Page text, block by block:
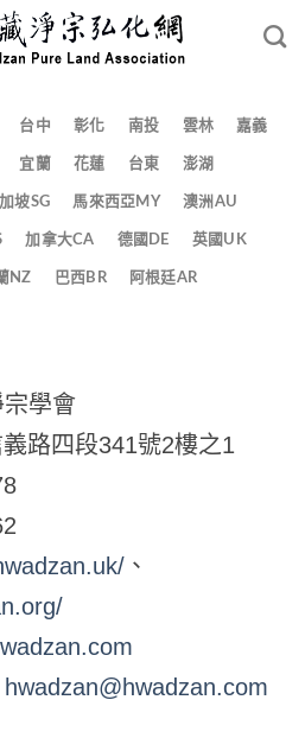
台中 彰化 南投 雲林 嘉義
宜蘭 花蓮 台東 澎湖
坡SG 馬來西亞MY 澳洲AU
加拿大CA 德國DE 英國UK
NZ 巴西BR 阿根廷AR
學會
路四段341號2樓之1
、
hwadzan@hwadzan.com